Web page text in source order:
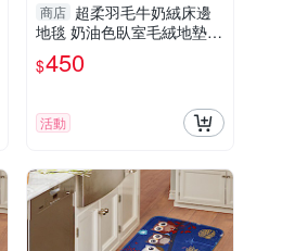
商店 超柔羽毛牛奶絨床邊
地毯 奶油色臥室毛絨地墊
防滑地毯 沙發墊
$450
活動